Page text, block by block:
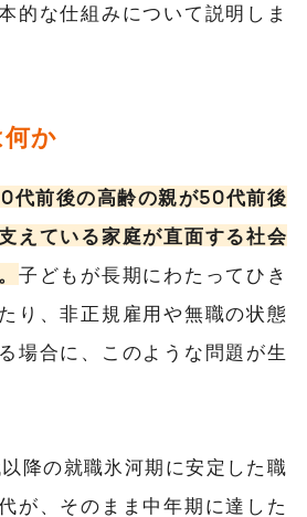
的な仕組みについて説明しま
か
代前後の高齢の親が50代前後
えている家庭が直面する社会
子どもが長期にわたってひき
り、非正規雇用や無職の状態
場合に、このような問題が生
降の就職氷河期に安定した職
が、そのまま中年期に達した